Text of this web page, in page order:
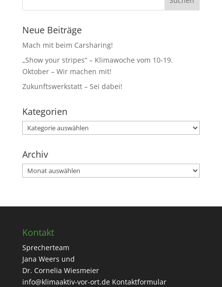
Neue Beiträge
Mach mit beim Carsharing!
„Show your stripes“ – Klimawoche vom 10-19.
Oktober – Wir machen mit!
Zukunftswerkstatt – Sei dabei!
Kategorien
Kategorien
Archiv
Archiv
Kontakt
Sprecherteam
Jana Weers und
Dr. Cornelia Wiesmeier
info@klimaaktiv-vor-ort.de Kontaktformular